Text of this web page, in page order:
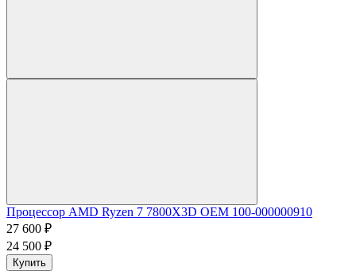
Процессор AMD Ryzen 7 7800X3D OEM 100-000000910
27 600 ₽
24 500 ₽
Купить